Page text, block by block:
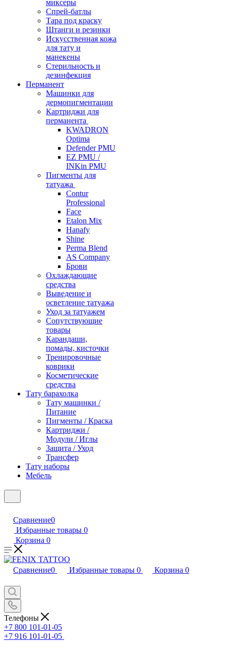
миксеры
Спрей-батлы
Тара под краску
Штанги и резинки
Искусственная кожа
для тату и
манекены
Стерильность и
дезинфекция
Перманент
Машинки для
дермопигментации
Картриджи для
перманента
KWADRON
Optima
Defender PMU
EZ PMU /
INKin PMU
Пигменты для
татуажа
Contur
Professional
Face
Etalon Mix
Hanafy
Shine
Perma Blend
AS Company
Брови
Охлаждающие
средства
Выведение и
осветление татуажа
Уход за татуажем
Сопутствующие
товары
Карандаши,
помады, кисточки
Тренировочные
коврики
Косметические
средства
Тату барахолка
Тату машинки /
Питание
Пигменты / Краска
Картриджи /
Модули / Иглы
Защита / Уход
Трансфер
Тату наборы
Мебель
Сравнение0
Избранные товары 0
Корзина 0
Сравнение0 Избранные товары 0 Корзина 0
Телефоны
+7 800 101-01-05
+7 916 101-01-05